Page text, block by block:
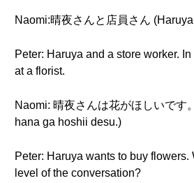
Naomi:晴夜さんと店員さん
Peter: Haruya and a store worker.
at a florist.
Naomi: 晴夜さんは花がほしいです
hana ga hoshii desu.)
Peter: Haruya wants to buy flowers.
level of the conversation?